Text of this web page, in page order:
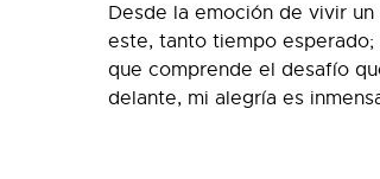
Desde la emoción de vivir
este, tanto tiempo esperado;
que comprende el desafío
delante, mi alegría es